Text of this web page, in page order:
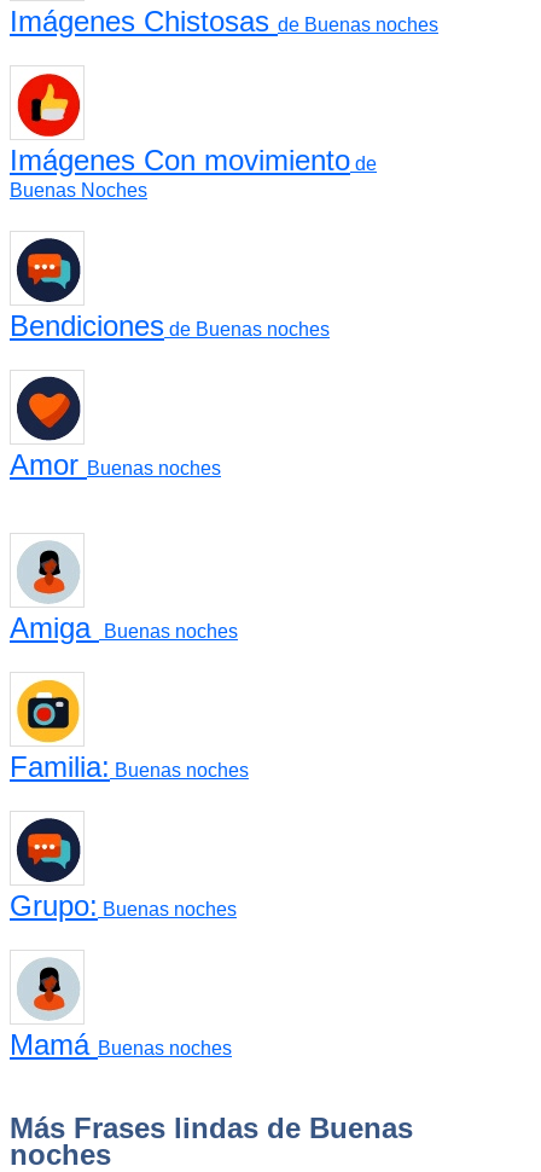
Imágenes Chistosas de Buenas noches
Imágenes Con movimiento de
Buenas Noches
Bendiciones de Buenas noches
Amor Buenas noches
Amiga Buenas noches
Familia: Buenas noches
Grupo: Buenas noches
Mamá Buenas noches
Más Frases lindas de Buenas
noches